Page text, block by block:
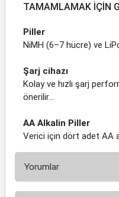
TAMAMLAMAK İÇİN
Piller
NiMH (6–7 hücre) ve
Şarj cihazı
Kolay ve hızlı şarj
önerilir...
AA Alkalin Piller
Verici için dört adet AA
Yorumlar